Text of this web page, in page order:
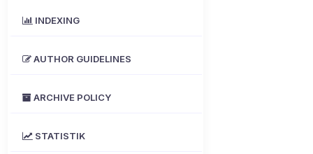
INDEXING
AUTHOR GUIDELINES
ARCHIVE POLICY
STATISTIK